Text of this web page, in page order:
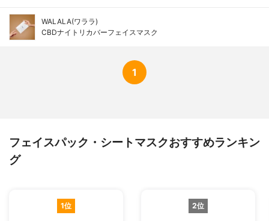
WALALA(ワララ)
CBDナイトリカバーフェイスマスク
1
フェイスパック・シートマスクおすすめランキン
グ
1位 2位